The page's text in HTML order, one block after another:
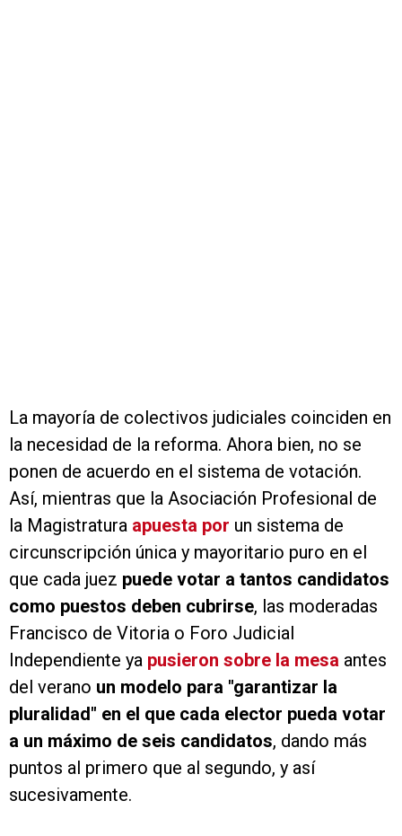
La mayoría de colectivos judiciales coinciden en
la necesidad de la reforma. Ahora bien, no se
ponen de acuerdo en el sistema de votación.
Así, mientras que la Asociación Profesional de
la Magistratura apuesta por un sistema de
circunscripción única y mayoritario puro en el
que cada juez puede votar a tantos candidatos
como puestos deben cubrirse, las moderadas
Francisco de Vitoria o Foro Judicial
Independiente ya pusieron sobre la mesa antes
del verano un modelo para "garantizar la
pluralidad" en el que cada elector pueda votar
a un máximo de seis candidatos, dando más
puntos al primero que al segundo, y así
sucesivamente.